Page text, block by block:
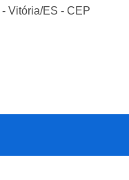
- Vitória/ES - CEP